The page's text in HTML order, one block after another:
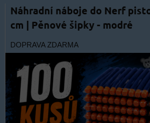
Náhradní náboje do Nerf
cm | Pěnové šipky - modré
DOPRAVA ZDARMA